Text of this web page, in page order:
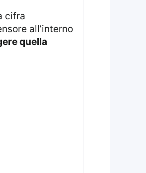
cifra
all’interno
quella